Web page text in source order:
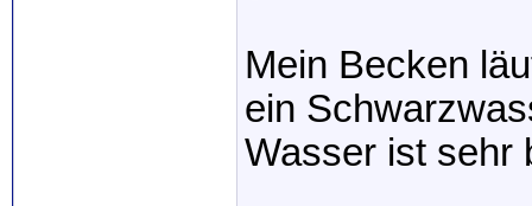
Mein Becken
ein
Wasser ist sehr